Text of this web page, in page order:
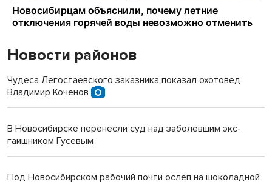
Новости районов
Чудеса Легостаевского заказника показал охотовед
Владимир Коченов
В Новосибирске перенесли суд над заболевшим экс-
гаишником Гусевым
Под Новосибирском рабочий почти ослеп на шоколадной